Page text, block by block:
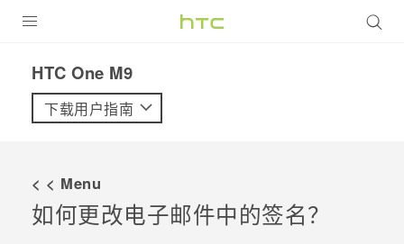
VIVE
支持帮助
在线客服
HTC One M9‎
下载用户指南
< < Menu
如何更改电子邮件中的签名？